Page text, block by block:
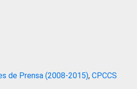
de Prensa (2008-2015), CPCCS